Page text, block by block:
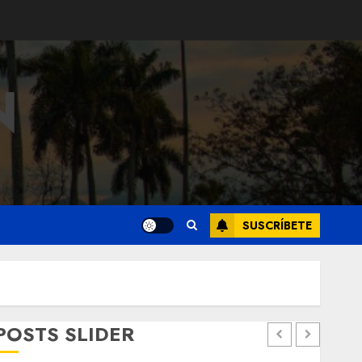
SUSCRÍBETE
SLIDER